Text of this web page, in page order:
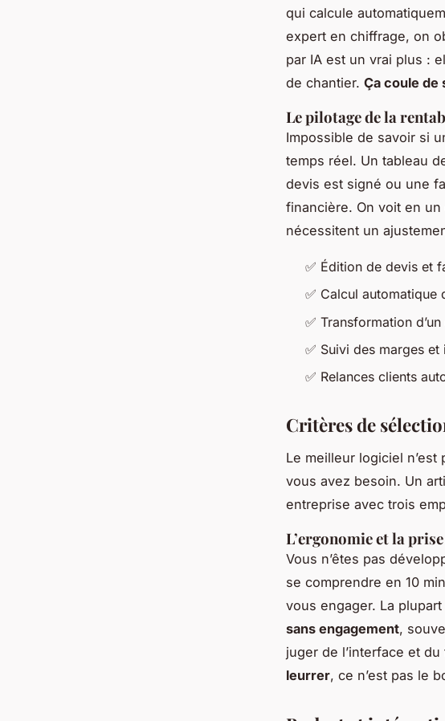
qui calcule
expert en chiffrage, on
par IA est un vrai plus :
de chantier. Ça coule de
Le pilotage de la
Impossible de savoir si
temps réel. Un tableau
devis est signé ou une
financière. On voit en
nécessitent un
✅ Édition de devis et
✅ Calcul automatique
✅ Transformation
✅ Suivi des marges
✅ Relances clients
Critères de
Le meilleur logiciel
vous avez besoin. Un
entreprise avec trois
L’ergonomie et la
Vous n’êtes pas
se comprendre en 10
vous engager. La
sans engagement,
juger de l’interface et
leurrer, ce n’est pas le